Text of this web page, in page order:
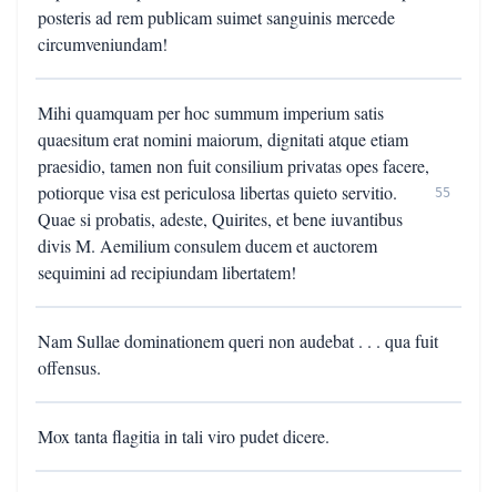
posteris ad rem publicam suimet sanguinis mercede
circumveniundam!
Mihi quamquam per hoc summum imperium satis
quaesitum erat nomini maiorum, dignitati atque etiam
praesidio, tamen non fuit consilium privatas opes facere,
potiorque visa est periculosa libertas quieto servitio.
Quae si probatis, adeste, Quirites, et bene iuvantibus
divis M. Aemilium consulem ducem et auctorem
sequimini ad recipiundam libertatem!
55
Nam Sullae dominationem queri non audebat . . . qua fuit
offensus.
Mox tanta flagitia in tali viro pudet dicere.